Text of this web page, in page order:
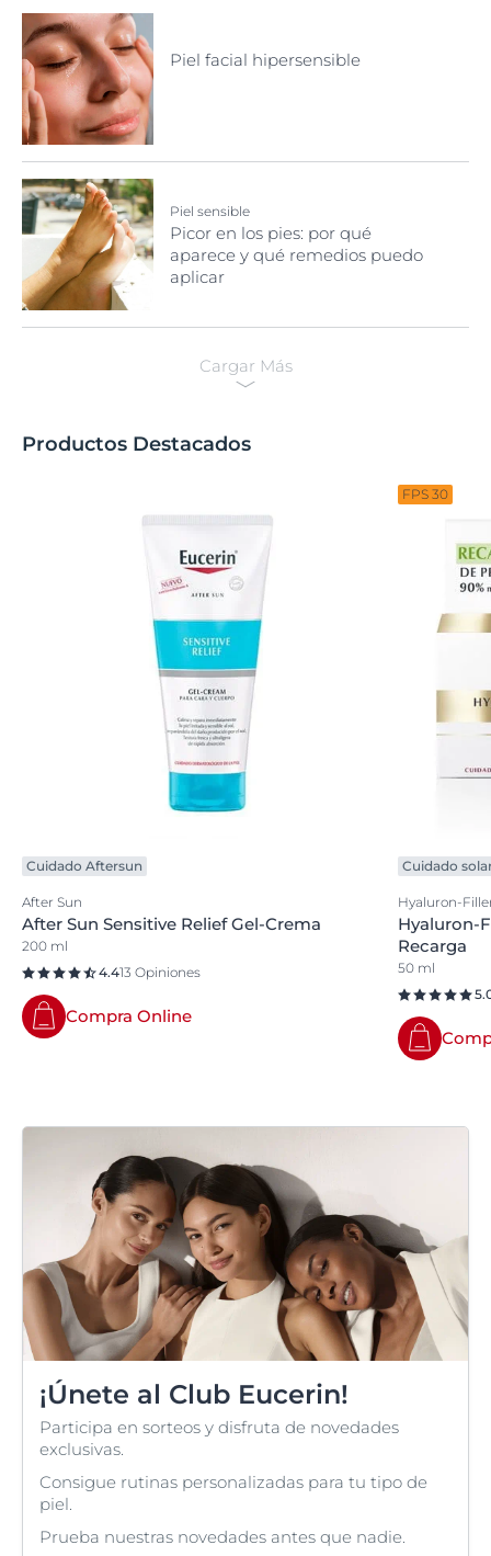
Piel facial hipersensible
Piel sensible
Picor en los pies: por qué
aparece y qué remedios puedo
aplicar
Cargar Más
Productos Destacados
Cuidado Aftersun
After Sun
After Sun Sensitive Relief Gel-Crema
200 ml
4.413 Opiniones
Compra Online
FPS 30
Cuidado
Hyaluron-
Hyaluron-
Recarga
50 ml
¡Únete al Club Eucerin!
Participa en sorteos y disfruta de novedades
exclusivas.
Consigue rutinas personalizadas para tu tipo de
piel.
Prueba nuestras novedades antes que nadie.